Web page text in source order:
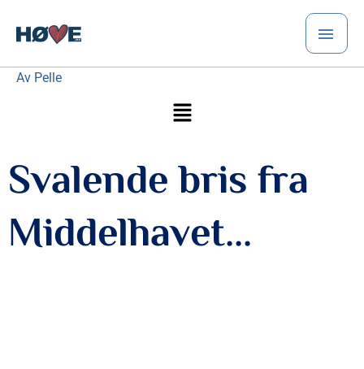
rett
innholdet
Av Pelle
Meny
Svalende bris fra
Middelhavet...